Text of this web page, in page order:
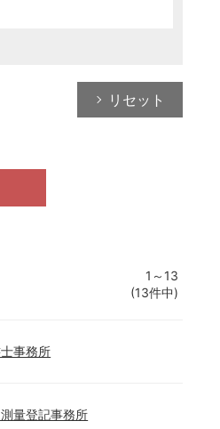
リセット
1～13
(13件中)
事務所
登記事務所